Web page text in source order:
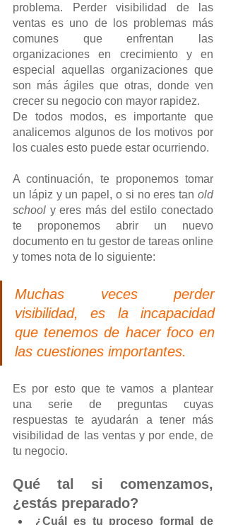
problema. Perder visibilidad de las
ventas es uno de los problemas más
comunes que enfrentan las
organizaciones en crecimiento y en
especial aquellas organizaciones que
son más ágiles que otras, donde ven
crecer su negocio con mayor rapidez.
De todos modos, es importante que
analicemos algunos de los motivos por
los cuales esto puede estar ocurriendo.
A continuación, te proponemos tomar
un lápiz y un papel, o si no eres tan old
school y eres más del estilo conectado
te proponemos abrir un nuevo
documento en tu gestor de tareas online
y tomes nota de lo siguiente:
Muchas veces perder
visibilidad, es la incapacidad
que tenemos de hacer foco en
las cuestiones importantes.
Es por esto que te vamos a plantear
una serie de preguntas cuyas
respuestas te ayudarán a tener más
visibilidad de las ventas y por ende, de
tu negocio.
Qué tal si comenzamos,
¿estás preparado?
¿Cuál es tu proceso formal de